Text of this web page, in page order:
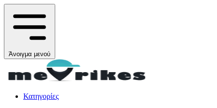
Άνοιγμα μενού
Κατηγορίες